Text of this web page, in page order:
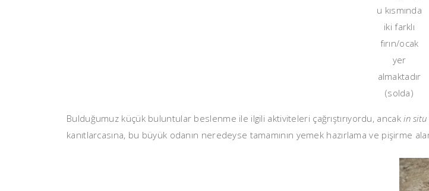
u kısmında
iki farklı
fırın/ocak
yer
almaktadır
(solda)
Bulduğumuz küçük buluntular beslenme ile ilgili aktiviteleri çağrıştırıyordu, ancakin situ
kanıtlarcasına, bu büyük odanın neredeyse tamamının yemek hazırlama ve pişirme